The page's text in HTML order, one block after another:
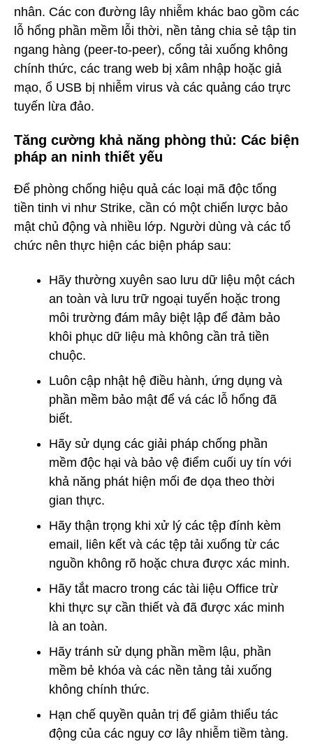
nhân. Các con đường lây nhiễm khác bao gồm các
lỗ hổng phần mềm lỗi thời, nền tảng chia sẻ tập tin
ngang hàng (peer-to-peer), cổng tải xuống không
chính thức, các trang web bị xâm nhập hoặc giả
mạo, ổ USB bị nhiễm virus và các quảng cáo trực
tuyến lừa đảo.
Tăng cường khả năng phòng thủ: Các biện
pháp an ninh thiết yếu
Để phòng chống hiệu quả các loại mã độc tống
tiền tinh vi như Strike, cần có một chiến lược bảo
mật chủ động và nhiều lớp. Người dùng và các tổ
chức nên thực hiện các biện pháp sau:
Hãy thường xuyên sao lưu dữ liệu một cách
an toàn và lưu trữ ngoại tuyến hoặc trong
môi trường đám mây biệt lập để đảm bảo
khôi phục dữ liệu mà không cần trả tiền
chuộc.
Luôn cập nhật hệ điều hành, ứng dụng và
phần mềm bảo mật để vá các lỗ hổng đã
biết.
Hãy sử dụng các giải pháp chống phần
mềm độc hại và bảo vệ điểm cuối uy tín với
khả năng phát hiện mối đe dọa theo thời
gian thực.
Hãy thận trọng khi xử lý các tệp đính kèm
email, liên kết và các tệp tải xuống từ các
nguồn không rõ hoặc chưa được xác minh.
Hãy tắt macro trong các tài liệu Office trừ
khi thực sự cần thiết và đã được xác minh
là an toàn.
Hãy tránh sử dụng phần mềm lậu, phần
mềm bẻ khóa và các nền tảng tải xuống
không chính thức.
Hạn chế quyền quản trị để giảm thiểu tác
động của các nguy cơ lây nhiễm tiềm tàng.